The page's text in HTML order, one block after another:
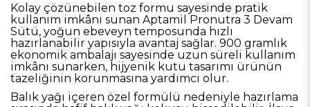
Kolay çözünebilen toz formu sayesinde pratik
kullanım imkânı sunan Aptamil Pronutra 3 Devam
Sütü, yoğun ebeveyn temposunda hızlı
hazırlanabilir yapısıyla avantaj sağlar. 900 gramlık
ekonomik ambalajı sayesinde uzun süreli kullanım
imkânı sunarken, hijyenik kutu tasarımı ürünün
tazeliğinin korunmasına yardımcı olur.
Balık yağı içeren özel formülü nedeniyle hazırlama